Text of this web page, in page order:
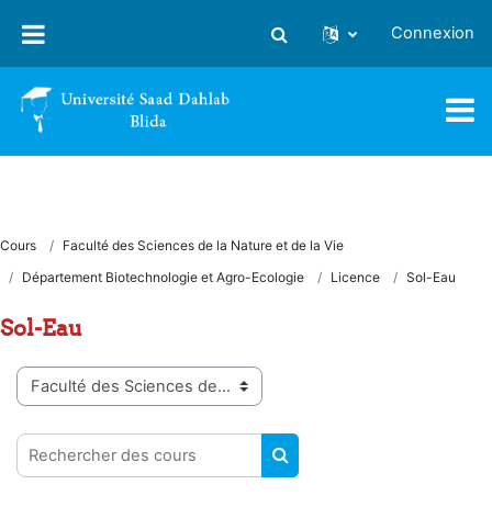
Activer/désactiver la saisie
Connexion
Cours
Faculté des Sciences de la Nature et de la Vie
Département Biotechnologie et Agro-Ecologie
Licence Sol-Eau
Sol-Eau
Catégories de cours
Rechercher des cours
RECHERCHER DES